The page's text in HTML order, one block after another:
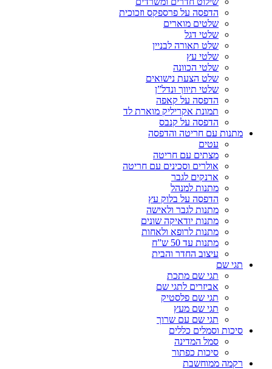
הדפסה על פרספקס וזכוכית
שלטים מוארים
שלטי דגל
שלט תאורה לבניין
שלטי עץ
שלטי הכוונה
שלט הצעת נישואים
שלטי תיווך ונדל”ן
הדפסה על קאפה
תמונת אקריליק מוארת לד
הדפסה על קנבס
מתנות עם חריטה והדפסה
עטים
מצתים עם חריטה
אולרים וסכינים עם חריטה
ארנקים לגבר
מתנות למנהל
הדפסה על בלוק עץ
מתנות לגבר ולאישה
מתנות יודאיקה שונים
מתנות לרופא ולאחות
מתנות עד 50 ש”ח
עיצוב החדר והבית
תגי שם
תגי שם מתכת
אביזרים לתגי שם
תגי שם פלסטיק
תגי שם מעץ
תגי שם עם שרוך
סיכות וסמלים כללים
סמל המדינה
סיכות כפתור
רקמה ממוחשבת